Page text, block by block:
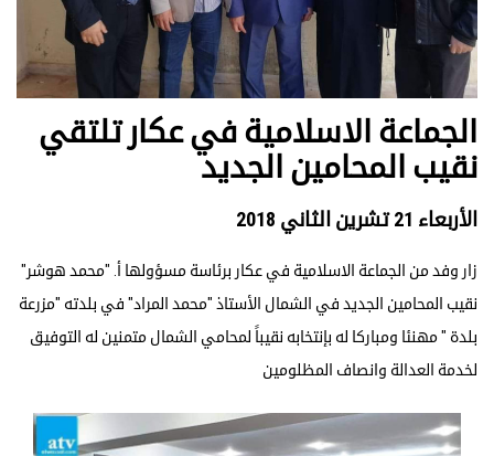
الجماعة الاسلامية في عكار تلتقي
نقيب المحامين الجديد
الأربعاء 21 تشرين الثاني 2018
زار وفد من الجماعة الاسلامية في عكار برئاسة مسؤولها أ. "محمد هوشر"
نقيب المحامين الجديد في الشمال الأستاذ "محمد المراد" في بلدته "مزرعة
بلدة " مهنئا ومباركا له بإنتخابه نقيباً لمحامي الشمال متمنين له التوفيق
لخدمة العدالة وانصاف المظلومين